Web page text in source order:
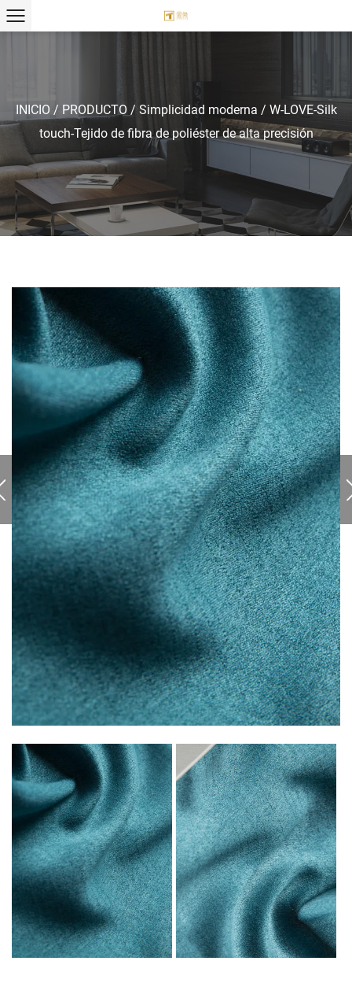
INICIO / PRODUCTO / Simplicidad moderna / W-LOVE-Silk
touch-Tejido de fibra de poliéster de alta precisión